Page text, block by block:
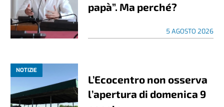
papà”. Ma perché?
5 AGOSTO 2026
NOTIZIE
L’Ecocentro non osserva
l’apertura di domenica 9